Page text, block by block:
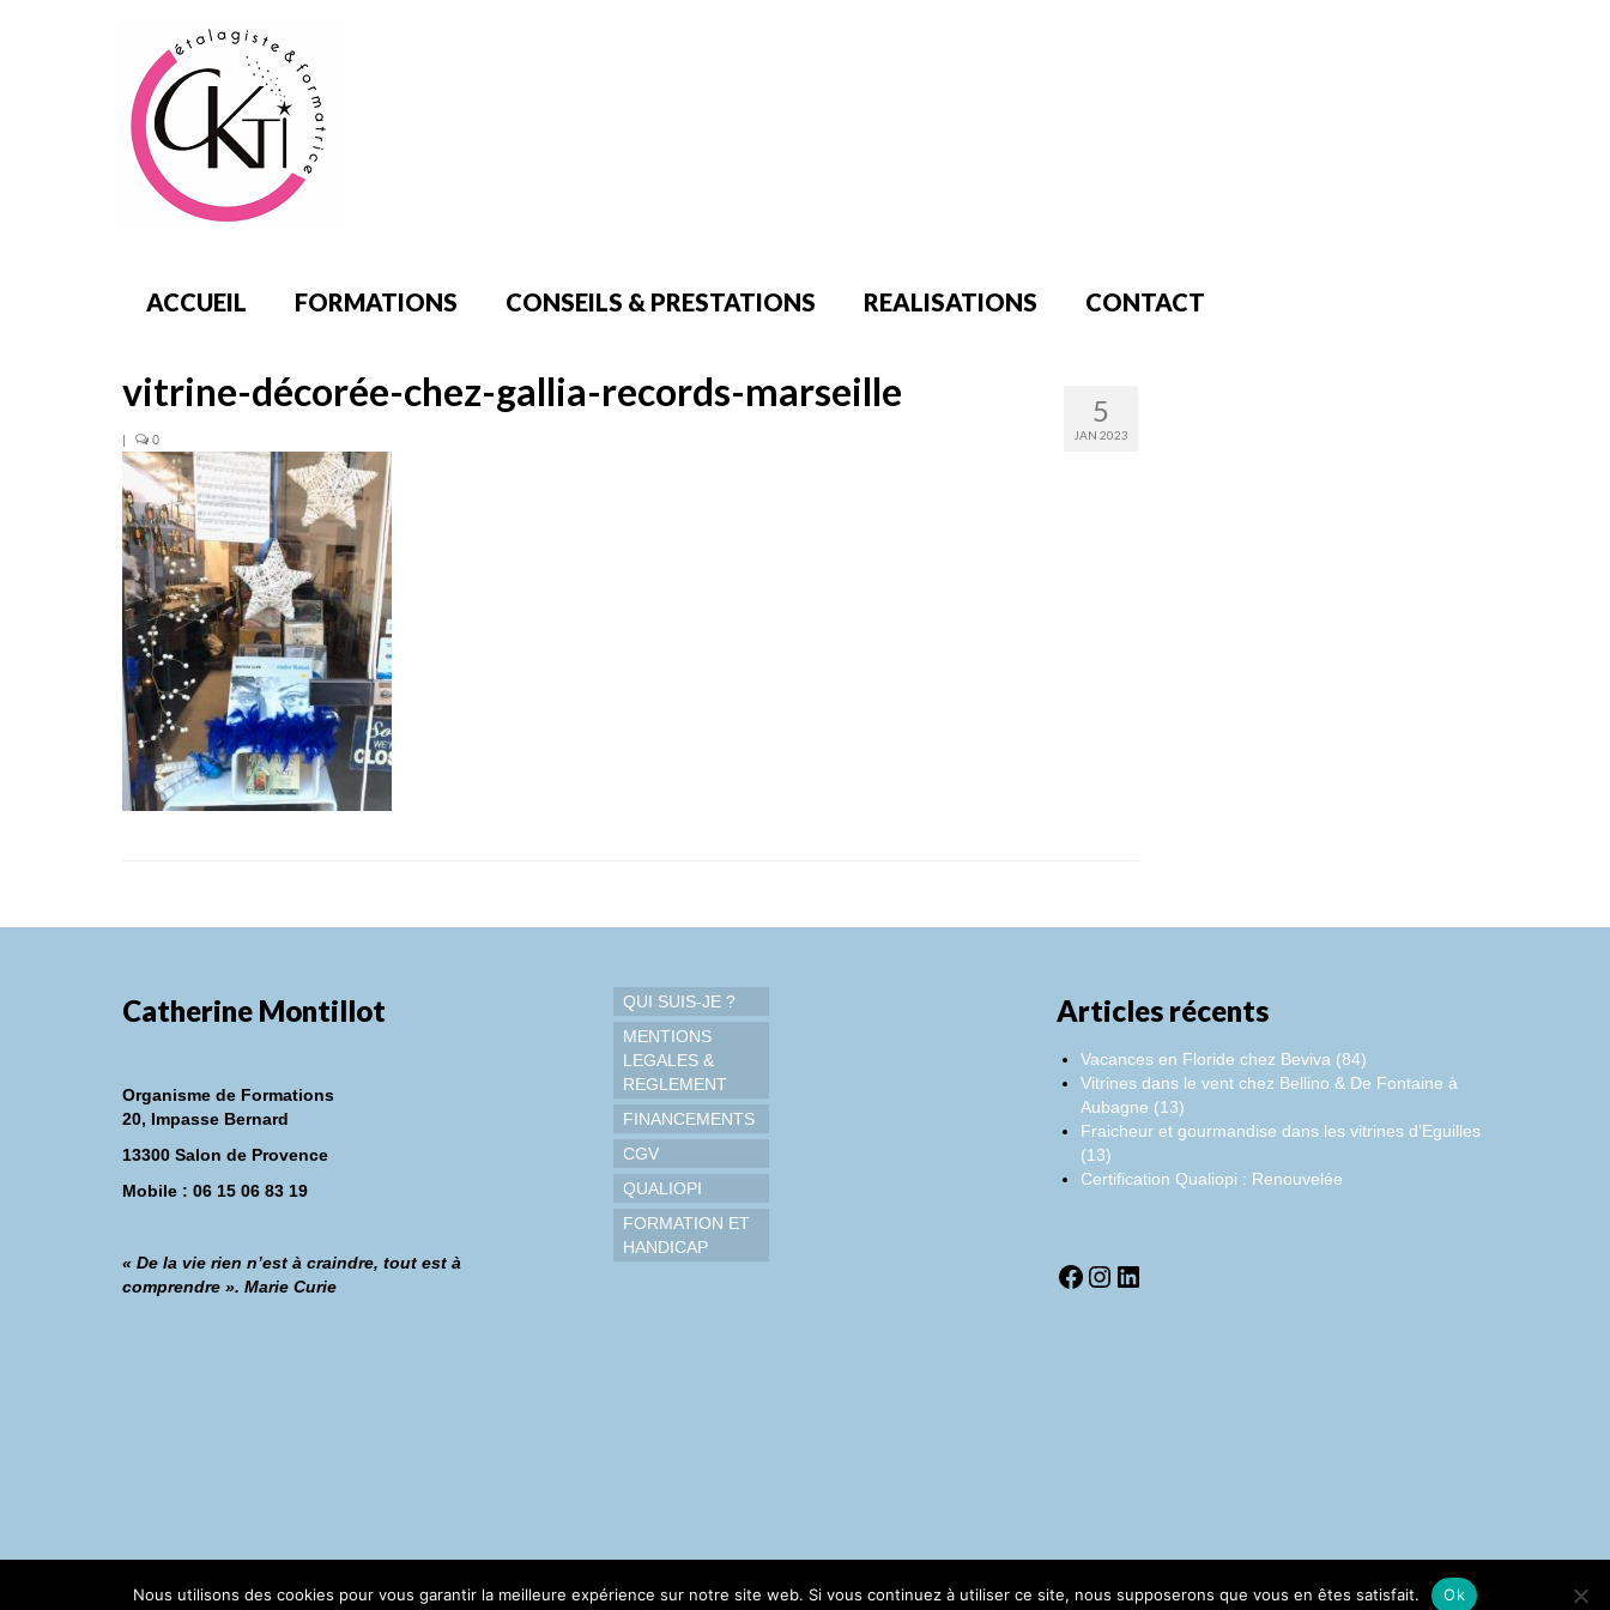
ACCUEIL FORMATIONS CONSEILS & PRESTATIONS REALISATIONS CONTACT
5
JAN 2023
vitrine-décorée-chez-gallia-records-marseille
| 0
Catherine Montillot
Organisme de Formations
20, Impasse Bernard
13300 Salon de Provence
Mobile : 06 15 06 83 19
« De la vie rien n’est à craindre, tout est à
comprendre ». Marie Curie
QUI SUIS-JE ?
MENTIONS
LEGALES &
REGLEMENT
FINANCEMENTS
CGV
QUALIOPI
FORMATION ET
HANDICAP
Articles récents
Vacances en Floride chez Beviva (84)
Vitrines dans le vent chez Bellino & De Fontaine à
Aubagne (13)
Fraicheur et gourmandise dans les vitrines d’Eguilles
(13)
Certification Qualiopi : Renouvelée
Facebook
Instagram
LinkedIn
©Catherine Montillot
Nous utilisons des cookies pour vous garantir la meilleure expérience sur notre site web. Si vous continuez à utiliser ce site, nous supposerons que vous en êtes satisfait. Ok